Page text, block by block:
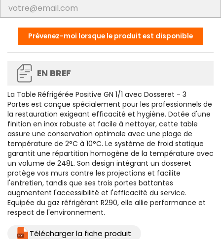
Prévenez-moi lorsque le produit est disponible
EN BREF
La Table Réfrigérée Positive GN 1/1 avec Dosseret - 3
Portes est conçue spécialement pour les professionnels de
la restauration exigeant efficacité et hygiène. Dotée d'une
finition en inox robuste et facile à nettoyer, cette table
assure une conservation optimale avec une plage de
température de 2°C à 10°C. Le système de froid statique
garantit une répartition homogène de la température avec
un volume de 248L. Son design intégrant un dosseret
protège vos murs contre les projections et facilite
l'entretien, tandis que ses trois portes battantes
augmentent l'accessibilité et l'efficacité du service.
Equipée du gaz réfrigérant R290, elle allie performance et
respect de l'environnement.
Télécharger la fiche produit